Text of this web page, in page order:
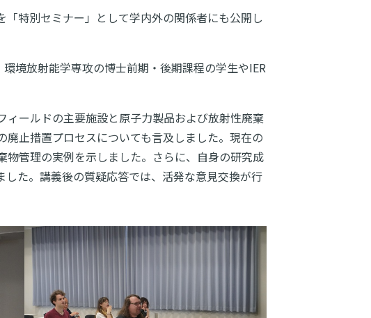
特別セミナー」として学内外の関係者にも公開し
境放射能学専攻の博士前期・後期課程の学生やIER
ールドの主要施設と原子力製品および放射性廃棄
止措置プロセスについても言及しました。現在の
管理の実例を示しました。さらに、自身の研究成
た。講義後の質疑応答では、活発な意見交換が行